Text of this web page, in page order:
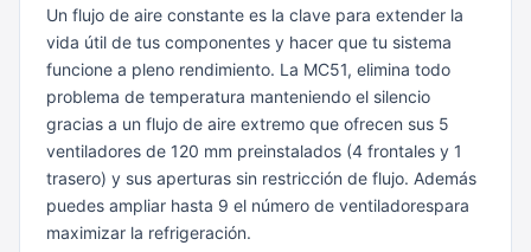
Un flujo de aire constante es la clave para extender la
vida útil de tus componentes y hacer que tu sistema
funcione a pleno rendimiento. La MC51, elimina todo
problema de temperatura manteniendo el silencio
gracias a un flujo de aire extremo que ofrecen sus 5
ventiladores de 120 mm preinstalados (4 frontales y 1
trasero) y sus aperturas sin restricción de flujo. Además
puedes ampliar hasta 9 el número de ventiladorespara
maximizar la refrigeración.